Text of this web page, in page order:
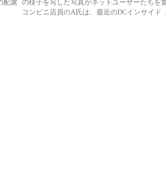
配慮
の様子を写した写真がネットユーザーたちを
コンビニ店員のA氏は、最近のDCインサイド